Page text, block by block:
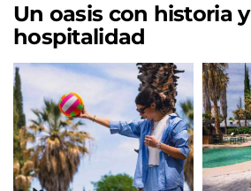
Un oasis con historia y
hospitalidad